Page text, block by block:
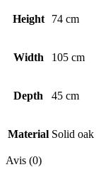
Height 74 cm
Width 105 cm
Depth 45 cm
Material Solid oak
Avis (0)